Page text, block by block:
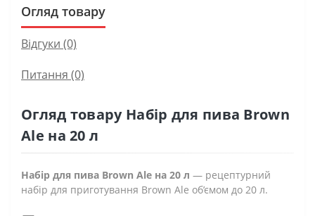
Огляд товару
Відгуки (0)
Питання (0)
Огляд товару Набір для пива Brown
Ale на 20 л
Набір для пива Brown Ale на 20 л — рецептурний
набір для приготування Brown Ale об’ємом до 20 л.